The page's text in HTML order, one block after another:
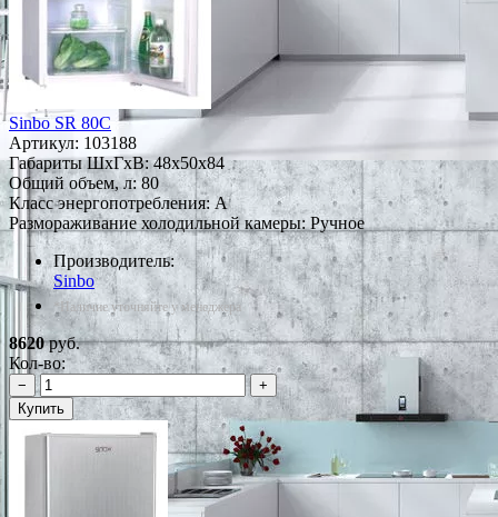
Sinbo SR 80C
Артикул: 103188
Габариты ШxГxВ: 48x50x84
Общий объем, л: 80
Класс энергопотребления: A
Размораживание холодильной камеры: Ручное
Производитель:
Sinbo
*Наличие уточняйте у менеджера
8620руб.
Кол-во:
−
+
Купить